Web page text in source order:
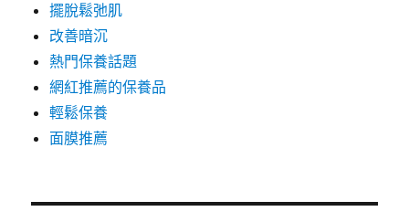
擺脫鬆弛肌
改善暗沉
熱門保養話題
網紅推薦的保養品
輕鬆保養
面膜推薦